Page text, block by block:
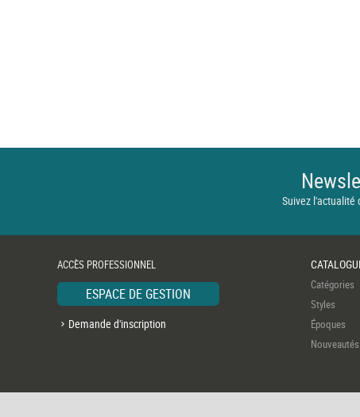
Suivez l'actualité
ACCÈS PROFESSIONNEL
ESPACE DE GESTION
Demande d'inscription
Catégories
Styles
Époques
Nouveautés